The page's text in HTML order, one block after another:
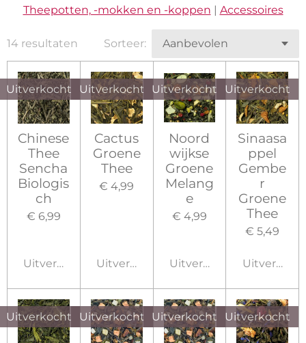
Theepotten, -mokken en -koppen | Accessoires
14 resultaten Sorteer:
Uitverkocht
Chinese
Thee
Sencha
Biologis
ch
€ 6,99
Uitverkocht
Uitverkocht
Cactus
Groene
Thee
€ 4,99
Uitverkocht
Uitverkocht
Noord
wijkse
Groene
Melang
e
€ 4,99
Uitverkocht
Uitverkocht
Sinaasa
ppel
Gembe
r
Groene
Thee
€ 5,49
Uitverkocht Uitverkocht Uitverkocht Uitverkocht